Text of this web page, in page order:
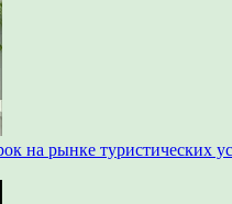
на рынке туристических